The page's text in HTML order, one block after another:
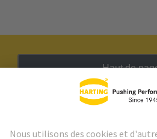
Haut de